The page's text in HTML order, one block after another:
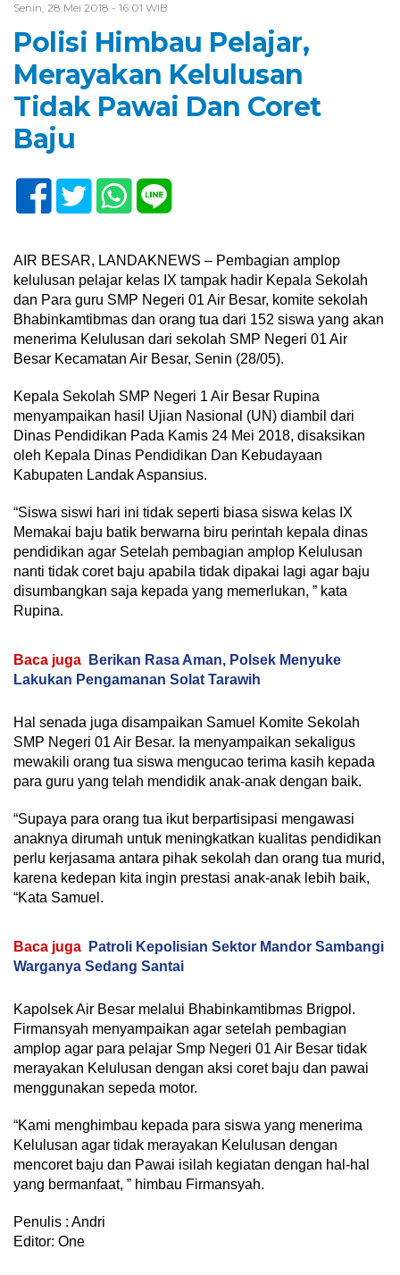
Senin, 28 Mei 2018 - 16:01 WIB
Polisi Himbau Pelajar,
Merayakan Kelulusan
Tidak Pawai Dan Coret
Baju
AIR BESAR, LANDAKNEWS – Pembagian amplop
kelulusan pelajar kelas IX tampak hadir Kepala Sekolah
dan Para guru SMP Negeri 01 Air Besar, komite sekolah
Bhabinkamtibmas dan orang tua dari 152 siswa yang akan
menerima Kelulusan dari sekolah SMP Negeri 01 Air
Besar Kecamatan Air Besar, Senin (28/05).
Kepala Sekolah SMP Negeri 1 Air Besar Rupina
menyampaikan hasil Ujian Nasional (UN) diambil dari
Dinas Pendidikan Pada Kamis 24 Mei 2018, disaksikan
oleh Kepala Dinas Pendidikan Dan Kebudayaan
Kabupaten Landak Aspansius.
“Siswa siswi hari ini tidak seperti biasa siswa kelas IX
Memakai baju batik berwarna biru perintah kepala dinas
pendidikan agar Setelah pembagian amplop Kelulusan
nanti tidak coret baju apabila tidak dipakai lagi agar baju
disumbangkan saja kepada yang memerlukan, ” kata
Rupina.
Baca juga
Berikan Rasa Aman, Polsek Menyuke
Lakukan Pengamanan Solat Tarawih
Hal senada juga disampaikan Samuel Komite Sekolah
SMP Negeri 01 Air Besar. Ia menyampaikan sekaligus
mewakili orang tua siswa mengucao terima kasih kepada
para guru yang telah mendidik anak-anak dengan baik.
“Supaya para orang tua ikut berpartisipasi mengawasi
anaknya dirumah untuk meningkatkan kualitas pendidikan
perlu kerjasama antara pihak sekolah dan orang tua murid,
karena kedepan kita ingin prestasi anak-anak lebih baik,
“Kata Samuel.
Baca juga
Patroli Kepolisian Sektor Mandor Sambangi
Warganya Sedang Santai
Kapolsek Air Besar melalui Bhabinkamtibmas Brigpol.
Firmansyah menyampaikan agar setelah pembagian
amplop agar para pelajar Smp Negeri 01 Air Besar tidak
merayakan Kelulusan dengan aksi coret baju dan pawai
menggunakan sepeda motor.
“Kami menghimbau kepada para siswa yang menerima
Kelulusan agar tidak merayakan Kelulusan dengan
mencoret baju dan Pawai isilah kegiatan dengan hal-hal
yang bermanfaat, ” himbau Firmansyah.
Penulis : Andri
Editor: One